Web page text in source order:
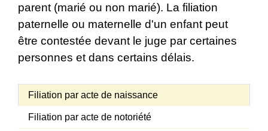
parent (marié ou non marié). La filiation
paternelle ou maternelle d'un enfant peut
être contestée devant le juge par certaines
personnes et dans certains délais.
Filiation par acte de naissance
Filiation par acte de notoriété